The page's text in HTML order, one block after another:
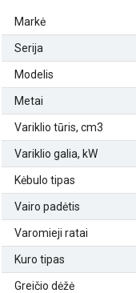
Markė
Serija
Modelis
Metai
Variklio tūris, cm3
Variklio galia, kW
Kėbulo tipas
Vairo padėtis
Varomieji ratai
Kuro tipas
Greičio dėžė